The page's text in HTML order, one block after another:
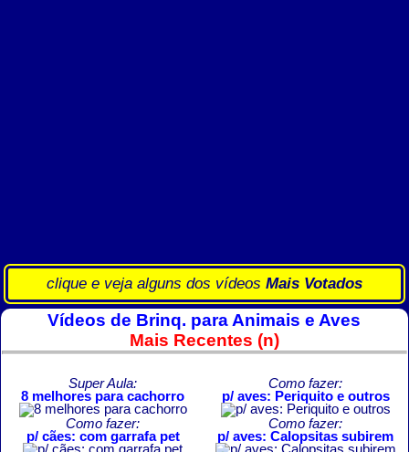
clique e veja alguns dos vídeos Mais Votados
Vídeos de Brinq. para Animais e Aves
Mais Recentes (n)
Super Aula:
8 melhores para cachorro
Como fazer:
p/ aves: Periquito e outros
Como fazer:
p/ cães: com garrafa pet
Como fazer:
p/ aves: Calopsitas subirem